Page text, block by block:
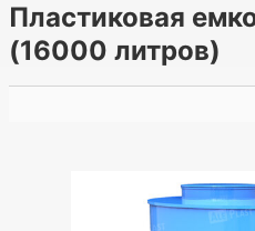
Пластиковая
(16000 литров)